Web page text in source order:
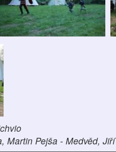
Martin Pejša - Medvěd,